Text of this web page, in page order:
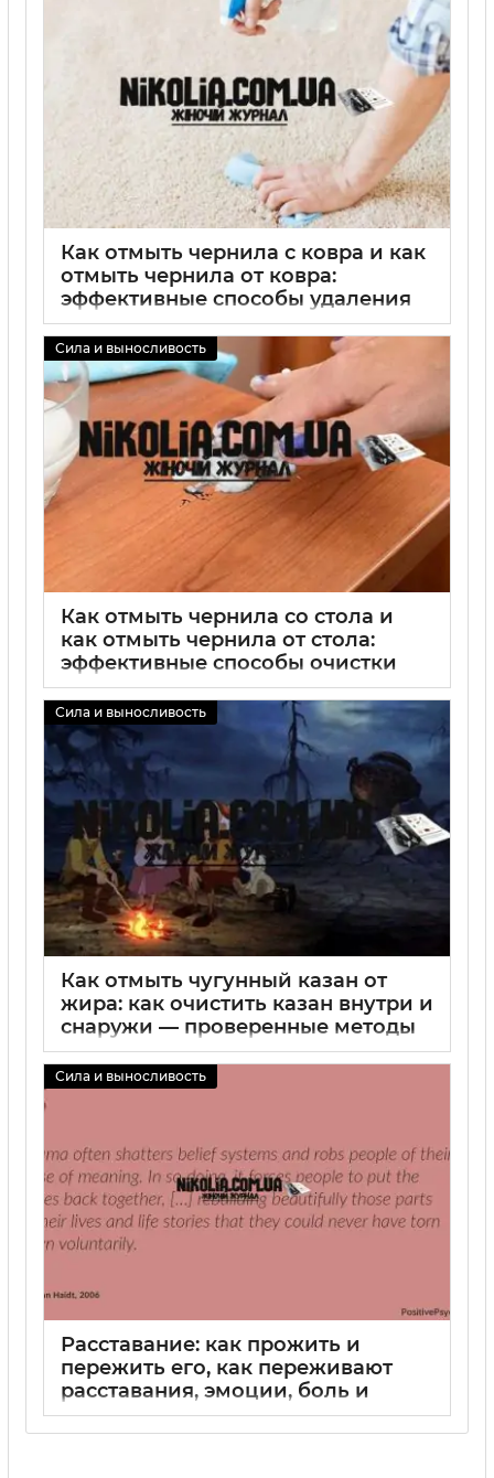
Как отмыть чернила с ковра и как
отмыть чернила от ковра:
эффективные способы удаления
пятен, советы по средствам и
безопасной чистке
02 09 2025 0
Сила и выносливость
Как отмыть чернила со стола и
как отмыть чернила от стола:
эффективные способы очистки
пятен чернил с дерева, стекла и
пластика домашними средствами
02 09 2025
Сила и выносливость
Как отмыть чугунный казан от
жира: как очистить казан внутри и
снаружи — проверенные методы
Сила и выносливость
Расставание: как прожить и
пережить его, как переживают
расставания, эмоции, боль и
восстановление — советы
психолога и практические шаги